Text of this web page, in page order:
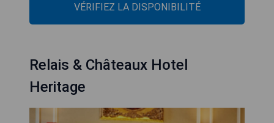
VÉRIFIEZ LA DISPONIBILITÉ
Relais & Châteaux Hotel
Heritage